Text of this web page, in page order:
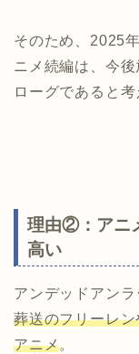
そのため、2025
ニメ続編は、今
ローグであると考
理由②：アニ
高い
アンデッドアン
葬送のフリーレ
アニメ。